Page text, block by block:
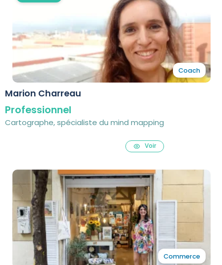
Coach
Marion Charreau
Professionnel
Cartographe, spécialiste du mind mapping
Voir
Commerce